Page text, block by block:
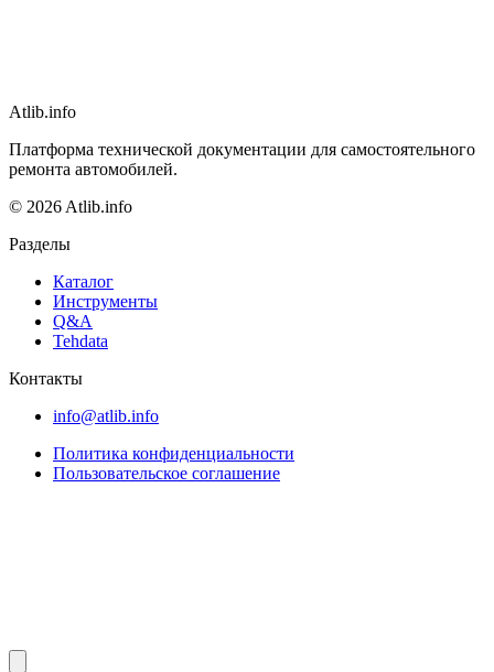
Atlib.info
Платформа технической документации для самостоятельного
ремонта автомобилей.
© 2026 Atlib.info
Разделы
Каталог
Инструменты
Q&A
Tehdata
Контакты
info@atlib.info
Политика конфиденциальности
Пользовательское соглашение